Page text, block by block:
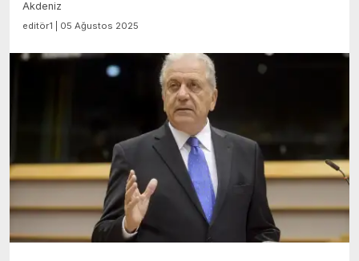
Akdeniz
editör1 | 05 Ağustos 2025